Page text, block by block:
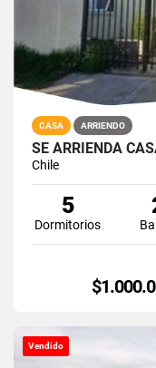
CASA ARRIENDO
SE ARRIENDA
Chile
5
Dormitorios
Vendido